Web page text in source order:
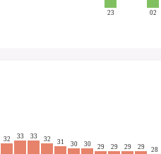
23 02
32 33 33 32 31 30 30 29 29 29 29 28